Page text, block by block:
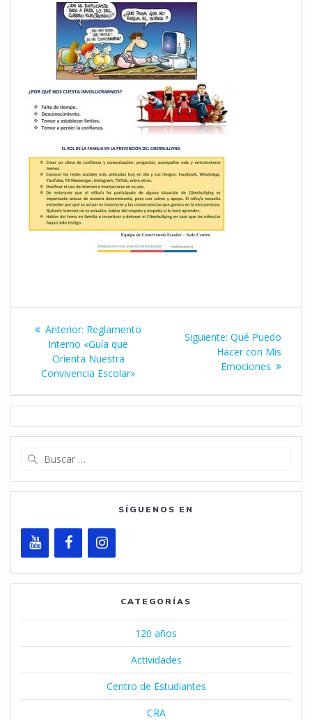
Navegación
entradas
Anterior: Entrada
anterior:
Reglamento
Interno «Guía que
Orienta Nuestra
Convivencia Escolar»
Siguiente: Siguiente
entrada:
Qué Puedo
Hacer con Mis
Emociones
SÍGUENOS EN
CATEGORÍAS
120 años
Actividades
Centro de Estudiantes
CRA